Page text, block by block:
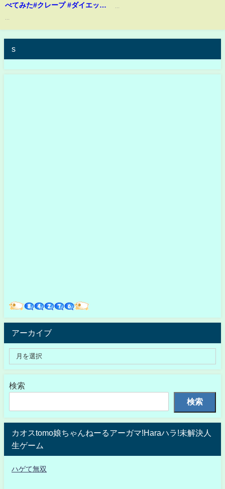
べてみた#クレープ #ダイエット
s
アーカイブ
検索
検索
カオスtomo娘ちゃんねーるアーガマ!Haraハラ!未解決人
生ゲーム
ハゲて無双